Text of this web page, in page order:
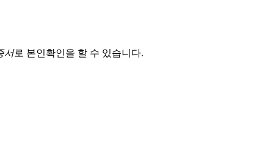
서로 본인확인을 할 수 있습니다.